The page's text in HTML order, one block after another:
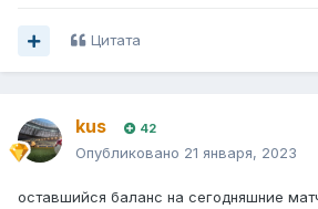
18.01.2023 16:00
Esperance Tunis
2,62
Цитата
kus 42
Опубликовано 21 января, 2023
оставшийся баланс на сегодняшние